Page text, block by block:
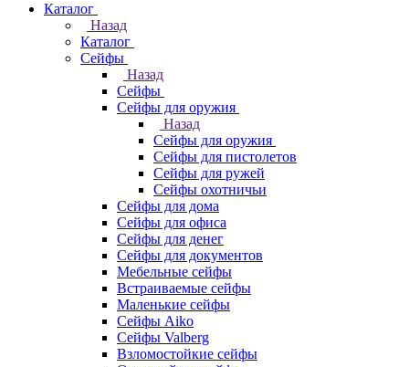
Каталог
Назад
Каталог
Cейфы
Назад
Cейфы
Cейфы для оружия
Назад
Cейфы для оружия
Сейфы для пистолетов
Сейфы для ружей
Сейфы охотничьи
Cейфы для дома
Cейфы для офиса
Сейфы для денег
Сейфы для документов
Мебельные сейфы
Встраиваемые сейфы
Маленькие сейфы
Сейфы Aiko
Сейфы Valberg
Взломостойкие сейфы